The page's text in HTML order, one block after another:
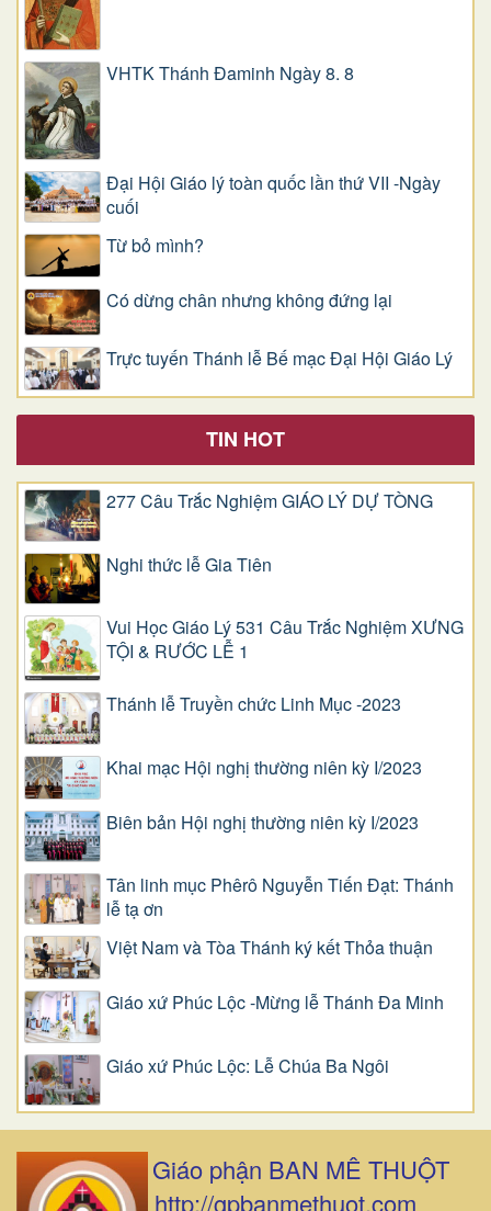
VHTK Thánh Đaminh Ngày 8. 8
Đại Hội Giáo lý toàn quốc lần thứ VII -Ngày
cuối
Từ bỏ mình?
Có dừng chân nhưng không đứng lại
Trực tuyến Thánh lễ Bế mạc Đại Hội Giáo Lý
TIN HOT
277 Câu Trắc Nghiệm GIÁO LÝ DỰ TÒNG
Nghi thức lễ Gia Tiên
Vui Học Giáo Lý 531 Câu Trắc Nghiệm XƯNG
TỘI & RƯỚC LỄ 1
Thánh lễ Truyền chức Linh Mục -2023
Khai mạc Hội nghị thường niên kỳ I/2023
Biên bản Hội nghị thường niên kỳ I/2023
Tân linh mục Phêrô Nguyễn Tiến Đạt: Thánh
lễ tạ ơn
Việt Nam và Tòa Thánh ký kết Thỏa thuận
Giáo xứ Phúc Lộc -Mừng lễ Thánh Đa Minh
Giáo xứ Phúc Lộc: Lễ Chúa Ba Ngôi
Giáo phận BAN MÊ THUỘT
http://gpbanmethuot.com